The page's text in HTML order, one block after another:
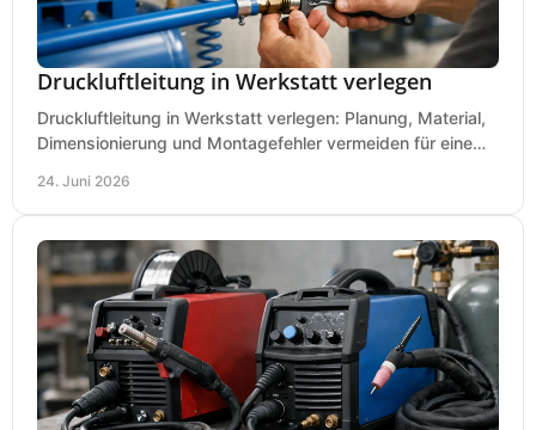
Druckluftleitung in Werkstatt verlegen
Druckluftleitung in Werkstatt verlegen: Planung, Material,
Dimensionierung und Montagefehler vermeiden für eine
24. Juni 2026